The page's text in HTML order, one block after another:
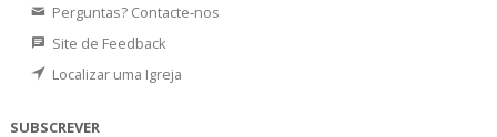
Perguntas? Contacte‑nos
Site de Feedback
Localizar uma Igreja
SUBSCREVER